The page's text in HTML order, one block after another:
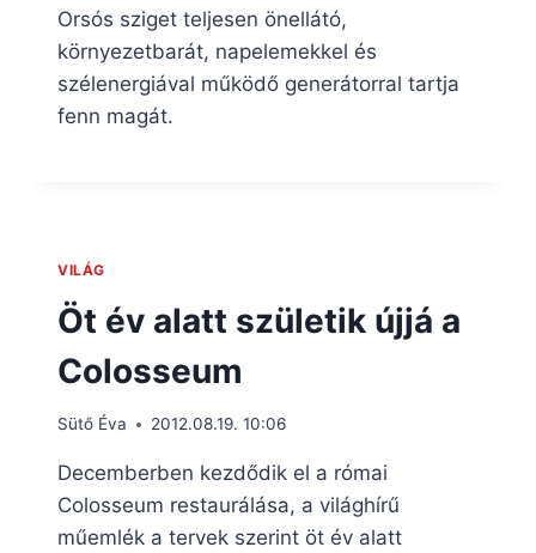
Orsós sziget teljesen önellátó,
környezetbarát, napelemekkel és
szélenergiával működő generátorral tartja
fenn magát.
VILÁG
Öt év alatt születik újjá a
Colosseum
Sütő Éva 2012.08.19. 10:06
Decemberben kezdődik el a római
Colosseum restaurálása, a világhírű
műemlék a tervek szerint öt év alatt